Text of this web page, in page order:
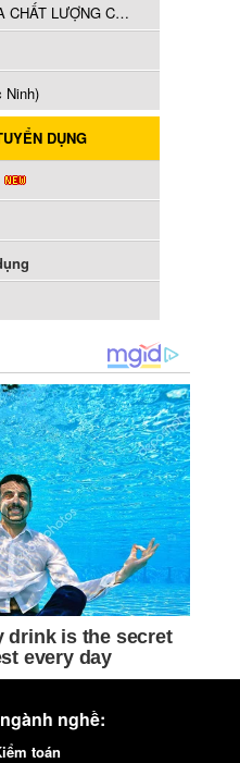
NHÂN VIÊN KIỂM TRA CHẤT LƯỢNG CHUYÊN NGÀNH HÓA CHẤT (Hồ Chí Minh)
Ninh)
DỤNG
nghề:
toán